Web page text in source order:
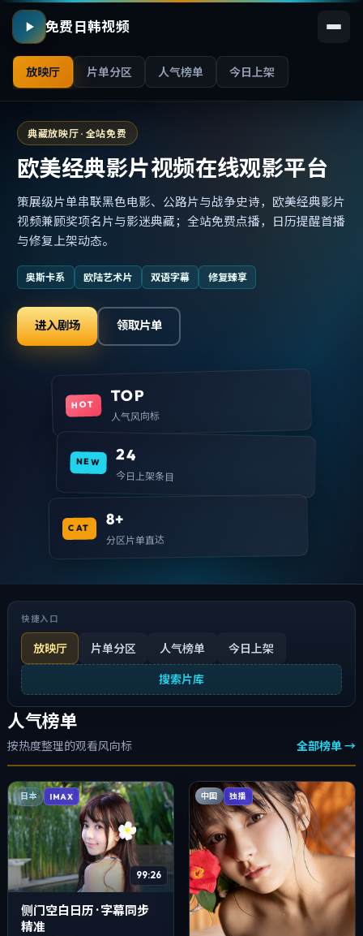
免费日韩视频
放映厅 片单分区 人气榜单 今日上架
典藏放映厅 · 全站免费
欧美经典影片视频在线观影平台
策展级片单串联黑色电影、公路片与战争史诗，欧美经典影片
视频兼顾奖项名片与影迷典藏；全站免费点播，日历提醒首播
与修复上架动态。
奥斯卡系 欧陆艺术片 双语字幕 修复臻享
进入剧场 领取片单
HOT TOP
人气风向标
NEW 24
今日上架条目
CAT 8+
分区片单直达
快捷入口
放映厅 片单分区 人气榜单 今日上架
搜索片库
人气榜单
按热度整理的观看风向标 全部榜单 →
日本 IMAX
99:26
侧门空白日历 · 字幕同步
精准
中国 独播